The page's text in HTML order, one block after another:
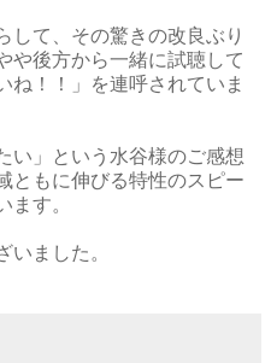
して、その驚きの改良ぶり
や後方から一緒に試聴して
ね！！」を連呼されていま
い」という水谷様のご感想
ともに伸びる特性のスピー
ます。
いました。